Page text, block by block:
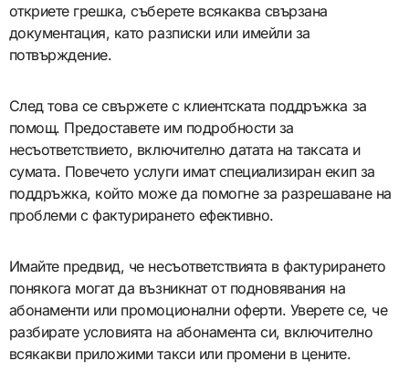
откриете грешка, съберете всякаква свързана
документация, като разписки или имейли за
потвърждение.
След това се свържете с клиентската поддръжка за
помощ. Предоставете им подробности за
несъответствието, включително датата на таксата и
сумата. Повечето услуги имат специализиран екип за
поддръжка, който може да помогне за разрешаване на
проблеми с фактурирането ефективно.
Имайте предвид, че несъответствията в фактурирането
понякога могат да възникнат от подновявания на
абонаменти или промоционални оферти. Уверете се, че
разбирате условията на абонамента си, включително
всякакви приложими такси или промени в цените.